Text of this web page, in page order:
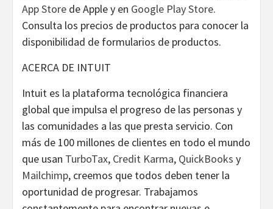
App Store de Apple y en Google Play Store.
Consulta los precios de productos para conocer la
disponibilidad de formularios de productos.
ACERCA DE INTUIT
Intuit es la plataforma tecnológica financiera
global que impulsa el progreso de las personas y
las comunidades a las que presta servicio. Con
más de 100 millones de clientes en todo el mundo
que usan TurboTax, Credit Karma, QuickBooks y
Mailchimp, creemos que todos deben tener la
oportunidad de progresar. Trabajamos